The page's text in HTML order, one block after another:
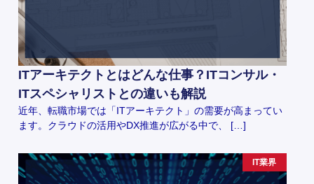
ITアーキテクトとはどんな仕事？ITコンサル・
ITスペシャリストとの違いも解説
近年、転職市場では「ITアーキテクト」の需要が高まってい
ます。クラウドの活用やDX推進が広がる中で、 […]
IT業界